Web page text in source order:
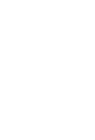
Wert ein oder